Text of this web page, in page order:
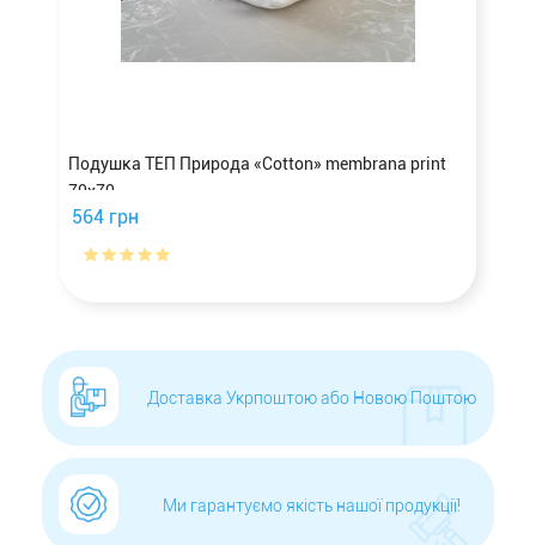
Подушка ТЕП Природа «Cotton» membrana print
70х70
564 грн
Доставка Укрпоштою або Новою Поштою
Ми гарантуємо якість нашої продукції!